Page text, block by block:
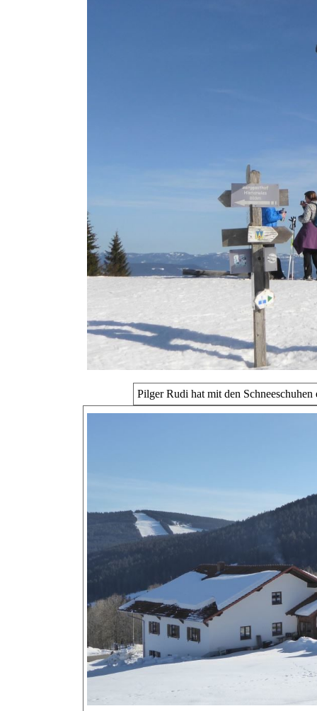
Pilger Rudi hat mit den